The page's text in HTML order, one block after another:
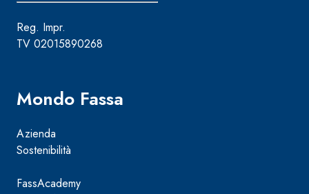
Reg. Impr.
TV 02015890268
Mondo Fassa
Azienda
Sostenibilità
FassAcademy